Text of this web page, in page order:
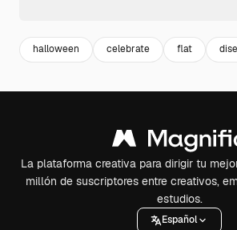
halloween celebrate flat
La plataforma creativa para dirigir tu
millón de suscriptores entre creativos,
estudios.
Español